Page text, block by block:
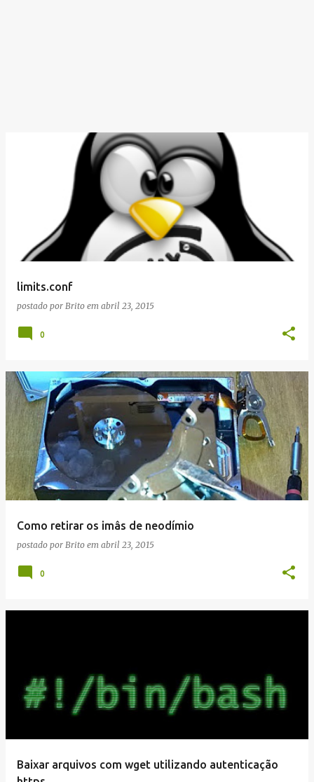
limits.conf
postado por Brito em abril 23, 2015
0
Como retirar os imâs de neodímio
postado por Brito em abril 23, 2015
0
Baixar arquivos com wget utilizando autenticação